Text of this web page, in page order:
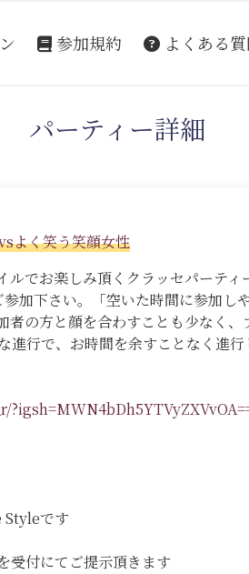
参加規約 よくある
パーティー詳細
よく笑う笑顔女性
でお楽しみ頂くクラッセパーテ
加下さい。「空いた時間に参加し
の方と顔を合わすことも少なく
行で、お時間を余すことなく進行
です
受付にてご提示頂きます